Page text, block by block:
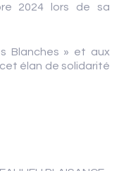
2024 lors de sa
Blanches » et aux
élan de solidarité